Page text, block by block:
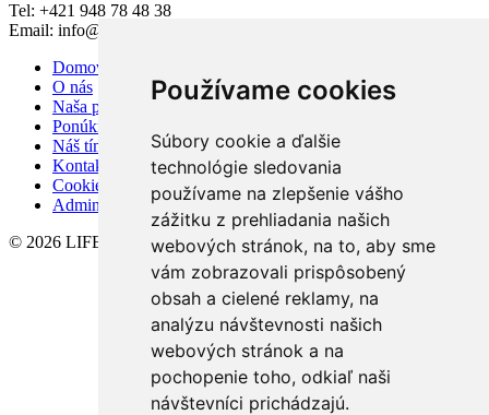
Používame cookies
Súbory cookie a ďalšie
technológie sledovania
používame na zlepšenie vášho
zážitku z prehliadania našich
webových stránok, na to, aby sme
vám zobrazovali prispôsobený
obsah a cielené reklamy, na
analýzu návštevnosti našich
webových stránok a na
pochopenie toho, odkiaľ naši
návštevníci prichádzajú.
Tel: +421 948 78 48 38
Email: info@lifer.sk
Domov
O nás
Naša ponuka
Ponúknite nám
Náš tím
Kontakt
Cookies
Admin
© 2026 LIFER REALITY